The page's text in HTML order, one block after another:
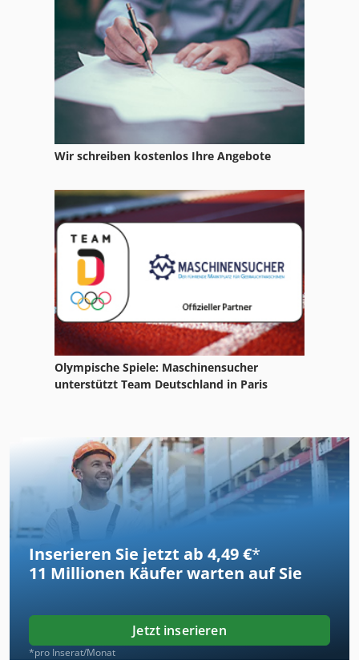
Wir schreiben kostenlos Ihre Angebote
Olympische Spiele: Maschinensucher
unterstützt Team Deutschland in Paris
Inserieren Sie jetzt ab 4,49 €*
11 Millionen Käufer warten auf Sie
Jetzt inserieren
*pro Inserat/Monat